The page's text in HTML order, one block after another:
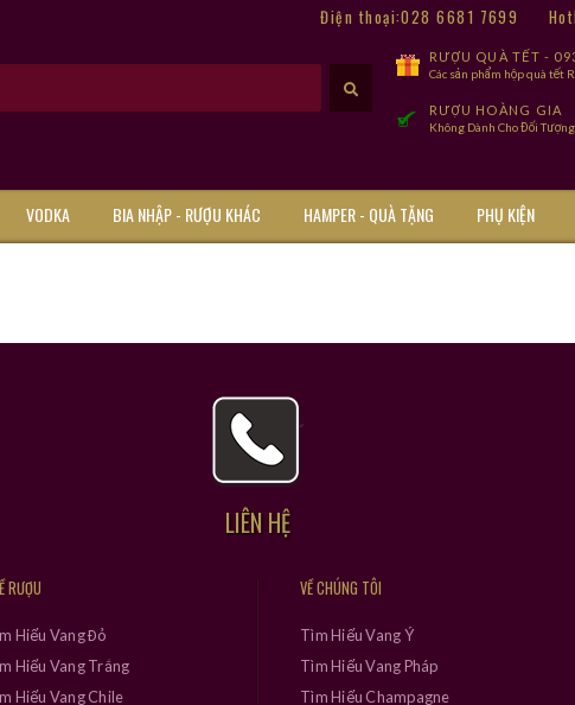
Điện thoại:028 6681 7699
RƯỢU QUÀ TẾT -
Các sản phẩm hộp quà tết
RƯỢU HOÀNG GIA
Không Dành Cho Đối
VODKA BIA NHẬP - RƯỢU KHÁC HAMPER - QUÀ TẶNG PHỤ KIỆN
LIÊN HỆ
RƯỢU
Hiểu Vang Đỏ
Hiểu Vang Trắng
Hiểu Vang Chile
VỀ CHÚNG TÔI
Tìm Hiểu Vang Ý
Tìm Hiểu Vang Pháp
Tìm Hiểu Champagne